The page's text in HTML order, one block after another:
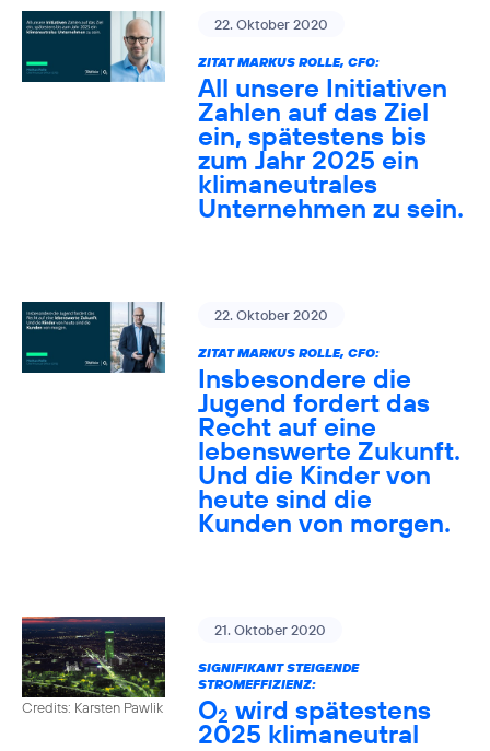
22. Oktober 2020
ZITAT MARKUS ROLLE, CFO:
All unsere Initiativen
Zahlen auf das Ziel
ein, spätestens bis
zum Jahr 2025 ein
klimaneutrales
Unternehmen zu sein.
22. Oktober 2020
ZITAT MARKUS ROLLE, CFO:
Insbesondere die
Jugend fordert das
Recht auf eine
lebenswerte Zukunft.
Und die Kinder von
heute sind die
Kunden von morgen.
Credits: Karsten Pawlik
21. Oktober 2020
SIGNIFIKANT STEIGENDE
STROMEFFIZIENZ:
O2 wird spätestens
2025 klimaneutral